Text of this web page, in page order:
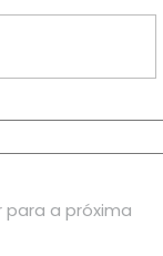
a próxima